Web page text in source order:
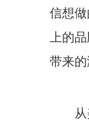
信想
上的
带来